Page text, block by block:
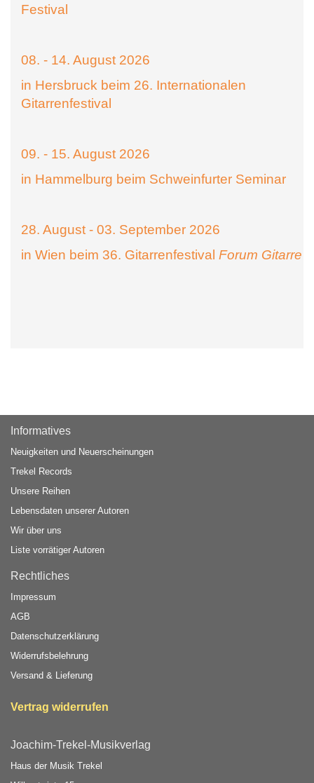
Festival
08. - 14. August 2026
in Hersbruck beim 26. Internationalen
Gitarrenfestival
09. - 15. August 2026
in Hammelburg beim Schweinfurter Seminar
28. August - 03. September 2026
in Wien beim 36. Gitarrenfestival Forum Gitarre
Informatives
Neuigkeiten und Neuerscheinungen
Trekel Records
Unsere Reihen
Lebensdaten unserer Autoren
Wir über uns
Liste vorrätiger Autoren
Rechtliches
Impressum
AGB
Datenschutzerklärung
Widerrufsbelehrung
Versand & Lieferung
Vertrag widerrufen
Joachim-Trekel-Musikverlag
Haus der Musik Trekel